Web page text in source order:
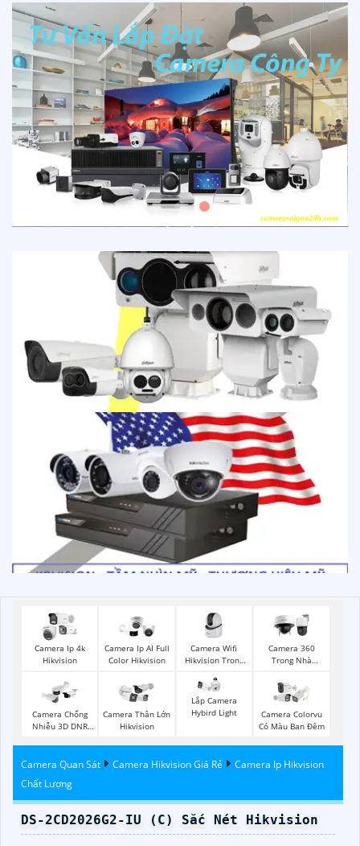
Camera Ip 4k
Hikvision
Camera Ip AI Full
Color Hikvision
Camera Wifi
Hikvision Trong
Camera 360
Trong Nhà
Camera Chống
Nhiễu 3D DNR
Camera Thân Lớn
Hikvision
Lắp Camera
Hybird Light
Camera Colorvu
Có Màu Ban Đêm
Camera Quan Sát Camera Hikvision Giá Rẻ
Camera Ip Hikvision
Chất Lượng
DS-2CD2026G2-IU (C) Sắc Nét Hikvision